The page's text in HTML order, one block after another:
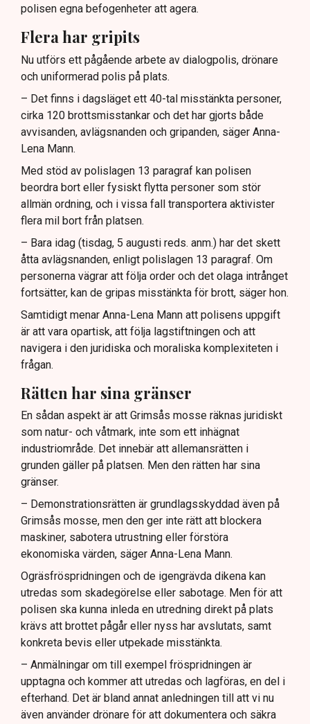
polisen egna befogenheter att agera.
Flera har gripits
Nu utförs ett pågående arbete av dialogpolis, drönare
och uniformerad polis på plats.
– Det finns i dagsläget ett 40-tal misstänkta personer,
cirka 120 brottsmisstankar och det har gjorts både
avvisanden, avlägsnanden och gripanden, säger Anna-
Lena Mann.
Med stöd av polislagen 13 paragraf kan polisen
beordra bort eller fysiskt flytta personer som stör
allmän ordning, och i vissa fall transportera aktivister
flera mil bort från platsen.
– Bara idag (tisdag, 5 augusti reds. anm.) har det skett
åtta avlägsnanden, enligt polislagen 13 paragraf. Om
personerna vägrar att följa order och det olaga intrånget
fortsätter, kan de gripas misstänkta för brott, säger hon.
Samtidigt menar Anna-Lena Mann att polisens uppgift
är att vara opartisk, att följa lagstiftningen och att
navigera i den juridiska och moraliska komplexiteten i
frågan.
Rätten har sina gränser
En sådan aspekt är att Grimsås mosse räknas juridiskt
som natur- och våtmark, inte som ett inhägnat
industriområde. Det innebär att allemansrätten i
grunden gäller på platsen. Men den rätten har sina
gränser.
– Demonstrationsrätten är grundlagsskyddad även på
Grimsås mosse, men den ger inte rätt att blockera
maskiner, sabotera utrustning eller förstöra
ekonomiska värden, säger Anna-Lena Mann.
Ogräsfröspridningen och de igengrävda dikena kan
utredas som skadegörelse eller sabotage. Men för att
polisen ska kunna inleda en utredning direkt på plats
krävs att brottet pågår eller nyss har avslutats, samt
konkreta bevis eller utpekade misstänkta.
– Anmälningar om till exempel fröspridningen är
upptagna och kommer att utredas och lagföras, en del i
efterhand. Det är bland annat anledningen till att vi nu
även använder drönare för att dokumentera och säkra